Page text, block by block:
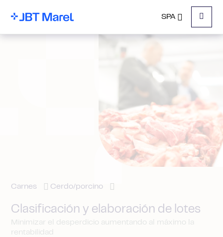
SPA
Menu
Carnes Cerdo/porcino
Clasificación y elaboración de lotes
Minimizar el desperdicio aumentando al máximo la
rentabilidad